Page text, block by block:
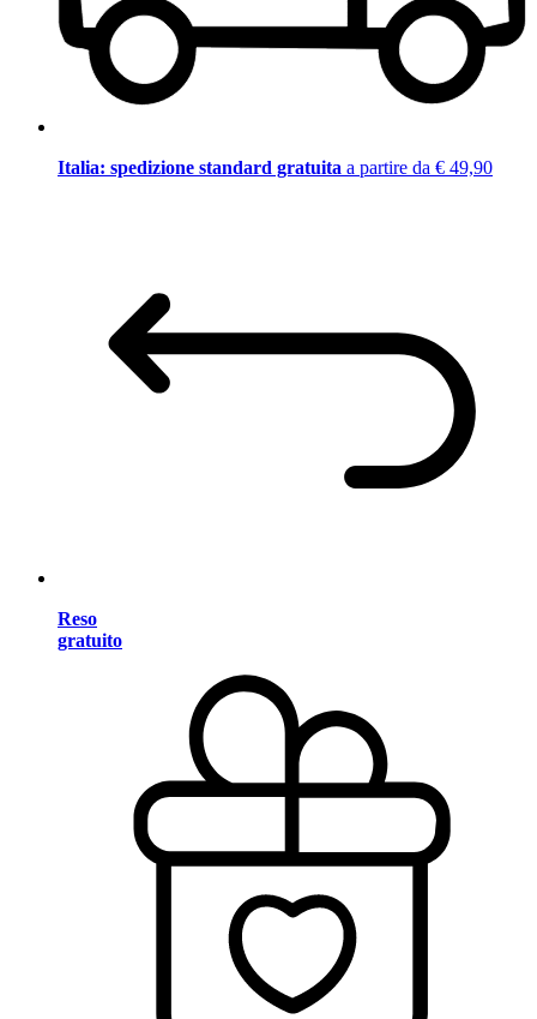
Italia: spedizione standard gratuita a partire da € 49,90
Reso
gratuito